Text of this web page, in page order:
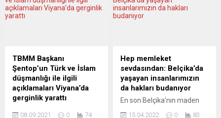
gösterilerek komünist bir
partinin katılması
siyasi gündeme” girmiş oldu.
Almanya federal
parlamento seçimleri 26
Eylül pazar günü yapılacak.
Federal meclise seçilecek
598 milletvekilliği için sandık
başına gidilecek. Bütün
hangi avantajları var, şirket
devri nasıl yapılır, göçmenler
Almanya’da binlerce
işveren, şirketini
devredeceği girişimci arıyor.
Bu, yeni iş...
TBMM Başkanı
Şentop’un Türk ve İslam
düşmanlığı ile ilgili
açıklamaları Viyana’da
gerginlik yarattı
08.09.2021 0 74
Hep memleket
sevdasından: Belçika’da
yaşayan insanlarımızın
da hakları budanıyor
En son Belçika’nın maden
15.04.2022 0 83